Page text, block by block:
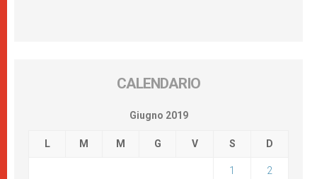
CALENDARIO
Giugno 2019
L M M G V S D
1 2